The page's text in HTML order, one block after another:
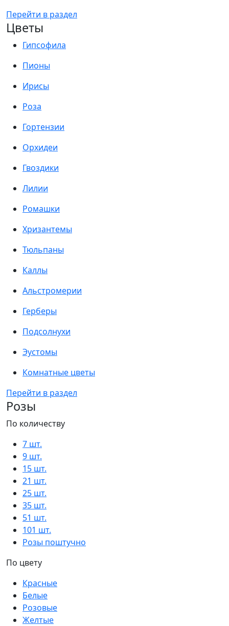
Перейти в раздел
Цветы
Гипсофила
Пионы
Ирисы
Роза
Гортензии
Орхидеи
Гвоздики
Лилии
Ромашки
Хризантемы
Тюльпаны
Каллы
Альстромерии
Герберы
Подсолнухи
Эустомы
Комнатные цветы
Перейти в раздел
Розы
По количеству
7 шт.
9 шт.
15 шт.
21 шт.
25 шт.
35 шт.
51 шт.
101 шт.
Розы поштучно
По цвету
Красные
Белые
Розовые
Желтые